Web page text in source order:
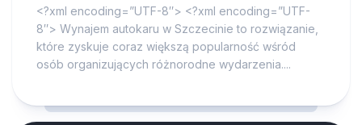
<?xml encoding=”UTF-8″> <?xml encoding=”UTF-
8″> Wynajem autokaru w Szczecinie to rozwiązanie,
które zyskuje coraz większą popularność wśród
osób organizujących różnorodne wydarzenia....